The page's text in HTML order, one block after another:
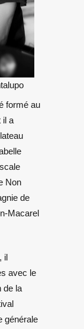
formé au
il a
Non
de
Macarel
il
avec le
de la
générale